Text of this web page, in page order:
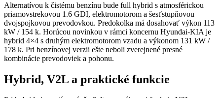
Alternatívou k čistému benzínu bude full hybrid s atmosférickou
priamovstrekovou 1.6 GDI, elektromotorom a šesťstupňovou
dvojspojkovou prevodovkou. Predokolka má dosahovať výkon 113
kW / 154 k. Horúcou novinkou v rámci koncernu Hyundai-KIA je
hybrid 4×4 s druhým elektromotorom vzadu a výkonom 131 kW /
178 k. Pri benzínovej verzii ešte neboli zverejnené presné
kombinácie prevodoviek a pohonu.
Hybrid, V2L a praktické funkcie